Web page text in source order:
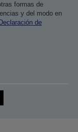
formas de
y del modo en
Declaración de